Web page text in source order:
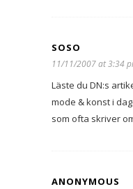
SOSO
11/11/2007 at 3:34
Läste du DN:s
mode & konst i
som ofta skriver
ANONYMOUS